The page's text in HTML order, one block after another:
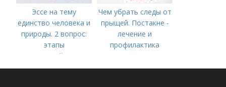
Эссе на тему
единство человека и
природы. 2 вопрос:
этапы
взаимодействия
природного и
Чем убрать следы от
прыщей. Постакне -
лечение и
профилактика